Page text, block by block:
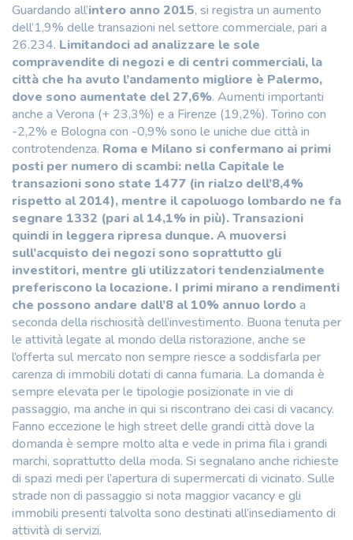
Guardando all’intero anno 2015, si registra un aumento
dell’1,9% delle transazioni nel settore commerciale, pari a
26.234. Limitandoci ad analizzare le sole
compravendite di negozi e di centri commerciali, la
città che ha avuto l’andamento migliore è Palermo,
dove sono aumentate del 27,6%. Aumenti importanti
anche a Verona (+ 23,3%) e a Firenze (19,2%). Torino con
-2,2% e Bologna con -0,9% sono le uniche due città in
controtendenza. Roma e Milano si confermano ai primi
posti per numero di scambi: nella Capitale le
transazioni sono state 1477 (in rialzo dell’8,4%
rispetto al 2014), mentre il capoluogo lombardo ne fa
segnare 1332 (pari al 14,1% in più). Transazioni
quindi in leggera ripresa dunque. A muoversi
sull’acquisto dei negozi sono soprattutto gli
investitori, mentre gli utilizzatori tendenzialmente
preferiscono la locazione. I primi mirano a rendimenti
che possono andare dall’8 al 10% annuo lordoa
seconda della rischiosità dell’investimento. Buona tenuta per
le attività legate al mondo della ristorazione, anche se
l’offerta sul mercato non sempre riesce a soddisfarla per
carenza di immobili dotati di canna fumaria. La domanda è
sempre elevata per le tipologie posizionate in vie di
passaggio, ma anche in qui si riscontrano dei casi di vacancy.
Fanno eccezione le high street delle grandi città dove la
domanda è sempre molto alta e vede in prima fila i grandi
marchi, soprattutto della moda. Si segnalano anche richieste
di spazi medi per l’apertura di supermercati di vicinato. Sulle
strade non di passaggio si nota maggior vacancy e gli
immobili presenti talvolta sono destinati all’insediamento di
attività di servizi.